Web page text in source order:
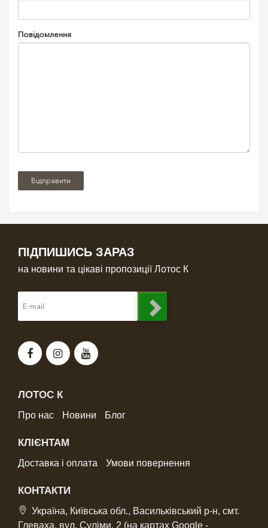
Повідомлення
ПІДПИШИСЬ ЗАРАЗ
на новини та цікаві пропозиції Лотос К
ЛОТОС К
Про нас Новини Блог
КЛІЄНТАМ
Доставка і оплата Умови повернення
КОНТАКТИ
Україна, Київська обл., Васильківський р-н, смт.
Глеваха, вул. Сулiми, 2 (на картах Google -